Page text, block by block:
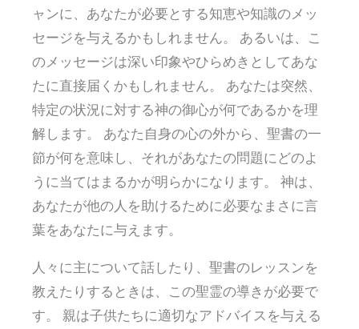
ャンに、あなたが必要とする知恵や知識のメッ
セージを与えるかもしれません。 あるいは、こ
のメッセージは深い印象やひらめきとしてあな
たに直接届くかもしれません。 あなたは突然、
特定の状況に対する神の御心が何であるかを理
解します。 あなた自身の心の外から、聖書の一
節が何を意味し、それがあなたの問題にどのよ
うに当てはまるかが明らかになります。 神は、
あなたが他の人を助けるために必要なまさに言
葉をあなたに与えます。
人々に主について話したり、聖書のレッスンを
教えたりするときは、この聖霊の導きが必要で
す。 親は子供たちに適切なアドバイスを与える